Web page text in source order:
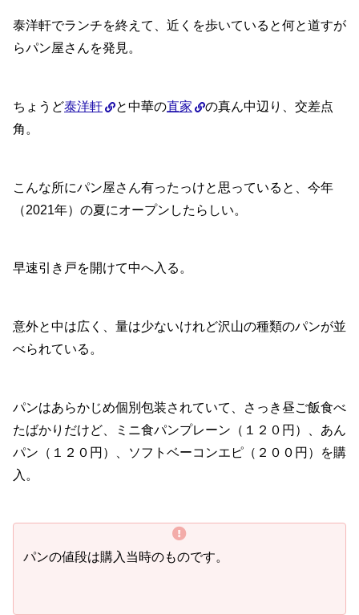
泰洋軒でランチを終えて、近くを歩いていると何と道すが
らパン屋さんを発見。
ちょうど泰洋軒 と中華の直家
の真ん中辺り、交差点
角。
こんな所にパン屋さん有ったっけと思っていると、今年
（2021年）の夏にオープンしたらしい。
早速引き戸を開けて中へ入る。
意外と中は広く、量は少ないけれど沢山の種類のパンが並
べられている。
パンはあらかじめ個別包装されていて、さっき昼ご飯食べ
たばかりだけど、ミニ食パンプレーン（１２０円）、あん
パン（１２０円）、ソフトベーコンエピ（２００円）を購
入。
パンの値段は購入当時のものです。